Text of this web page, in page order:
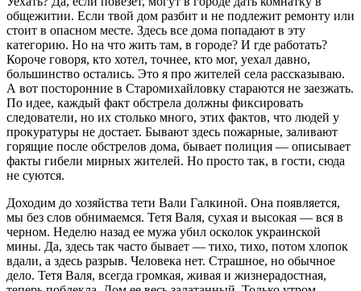
общежитии. Если твой дом разбит и не подлежит ремонту или
стоит в опасном месте. Здесь все дома попадают в эту
категорию. Но на что жить там, в городе? И где работать?
Короче говоря, кто хотел, точнее, кто мог, уехал давно,
большинство остались. Это я про жителей села рассказываю.
А вот посторонние в Старомихайловку стараются не заезжать.
По идее, каждый факт обстрела должны фиксировать
следователи, но их столько много, этих фактов, что людей у
прокуратуры не достает. Бывают здесь пожарные, заливают
горящие после обстрелов дома, бывает полиция — описывает
факты гибели мирных жителей. Но просто так, в гости, сюда
не суются.
Доходим до хозяйства тети Вали Галкиной. Она появляется,
мы без слов обнимаемся. Тетя Валя, сухая и высокая — вся в
черном. Неделю назад ее мужа убил осколок украинской
мины. Да, здесь так часто бывает — тихо, тихо, потом хлопок
вдали, а здесь разрыв. Человека нет. Страшное, но обычное
дело. Тетя Валя, всегда громкая, живая и жизнерадостная,